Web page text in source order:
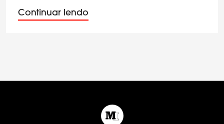
Continuar lendo